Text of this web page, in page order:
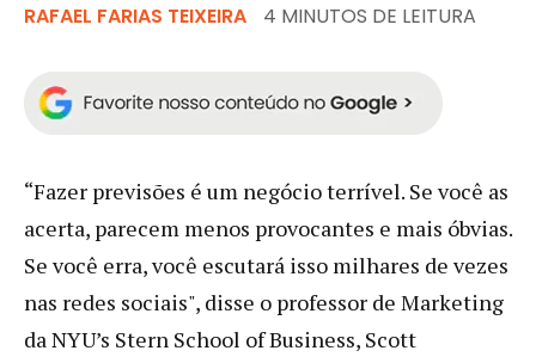
RAFAEL FARIAS TEIXEIRA 4 MINUTOS DE LEITURA
“Fazer previsões é um negócio terrível. Se você as
acerta, parecem menos provocantes e mais óbvias.
Se você erra, você escutará isso milhares de vezes
nas redes sociais", disse o professor de Marketing
da NYU’s Stern School of Business, Scott